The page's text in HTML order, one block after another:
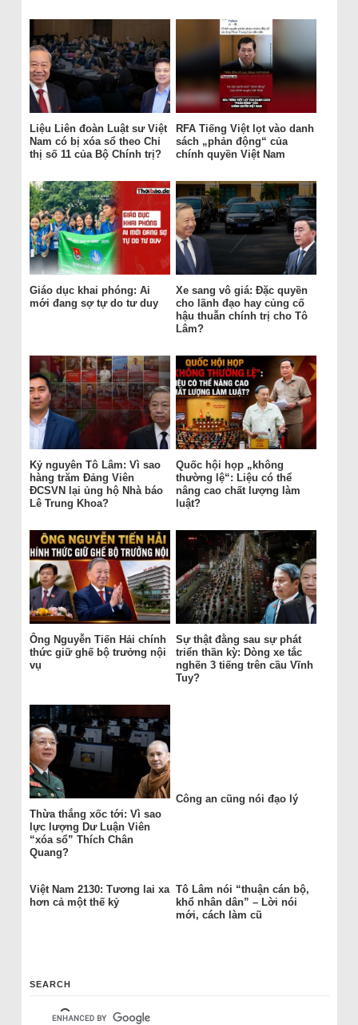
Liệu Liên đoàn Luật sư Việt
Nam có bị xóa sổ theo Chỉ
thị số 11 của Bộ Chính trị?
RFA Tiếng Việt lọt vào danh
sách „phản động“ của
chính quyền Việt Nam
Giáo dục khai phóng: Ai
mới đang sợ tự do tư duy
Xe sang vô giá: Đặc quyền
cho lãnh đạo hay củng cố
hậu thuẫn chính trị cho Tô
Lâm?
Kỷ nguyên Tô Lâm: Vì sao
hàng trăm Đảng Viên
ĐCSVN lại ủng hộ Nhà báo
Lê Trung Khoa?
Quốc hội họp „không
thường lệ“: Liệu có thể
nâng cao chất lượng làm
luật?
Ông Nguyễn Tiến Hải chính
thức giữ ghế bộ trưởng nội
vụ
Sự thật đằng sau sự phát
triển thần kỳ: Dòng xe tắc
nghẽn 3 tiếng trên cầu Vĩnh
Tuy?
Thừa thắng xốc tới: Vì sao
lực lượng Dư Luận Viên
“xóa sổ” Thích Chân
Quang?
Công an cũng nói đạo lý
Việt Nam 2130: Tương lai xa
hơn cả một thế kỷ
Tô Lâm nói “thuận cán bộ,
khổ nhân dân” – Lời nói
mới, cách làm cũ
SEARCH